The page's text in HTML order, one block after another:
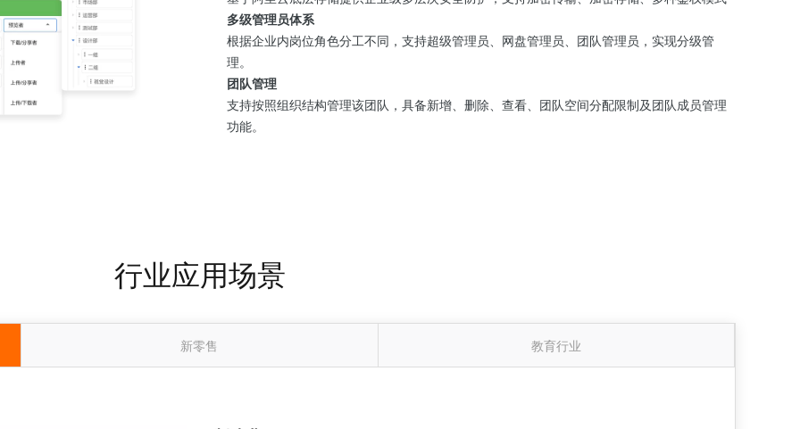
多级管理员体系
根据企业内岗位角色分工不同，支持超级管理员、网盘管理员、团队管理员，实现分级管
理。
团队管理
支持按照组织结构管理该团队，具备新增、删除、查看、团队空间分配限制及团队成员管理
功能。
行业应用场景
新零售 教育行业